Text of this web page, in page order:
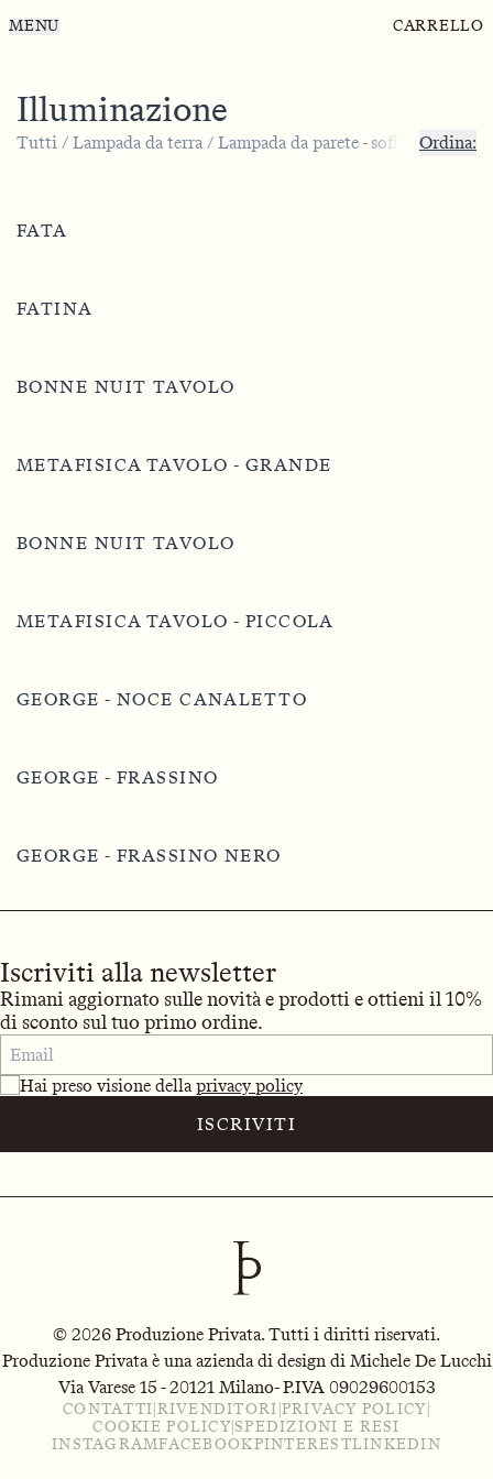
MENU CARRELLO
Illuminazione
Tutti / Lampada da terra / Lampada da parete - soffitto /
Ordina:
FATA
FATINA
BONNE NUIT TAVOLO
METAFISICA TAVOLO - GRANDE
BONNE NUIT TAVOLO
METAFISICA TAVOLO - PICCOLA
GEORGE - NOCE CANALETTO
GEORGE - FRASSINO
GEORGE - FRASSINO NERO
Iscriviti alla newsletter
Rimani aggiornato sulle novità e prodotti e ottieni il 10%
di sconto sul tuo primo ordine.
Hai preso visione dellaprivacy policy
ISCRIVITI
© 2026 Produzione Privata. Tutti i diritti riservati.
Produzione Privata è una azienda di design di Michele De Lucchi
Via Varese 15 - 20121 Milano- P.IVA 09029600153
CONTATTI RIVENDITORI PRIVACY POLICY
COOKIE POLICY|SPEDIZIONI E RESI
INSTAGRAMFACEBOOKPINTERESTLINKEDIN